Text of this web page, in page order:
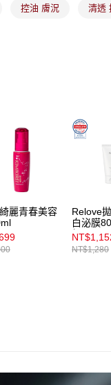
擇「超商條碼／台灣大直
帳單所需資料之確認、核對
下連結：
https://oppay.tw/
以上)免運費
以上)免運費
控油 膚況 清透
麗青春美容
Relove
白泌膜
組
NT$1,280